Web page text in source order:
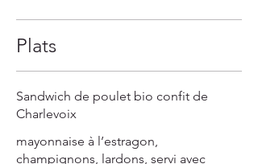
Plats
Sandwich de poulet bio confit de
Charlevoix
mayonnaise à l’estragon,
champignons, lardons, servi avec